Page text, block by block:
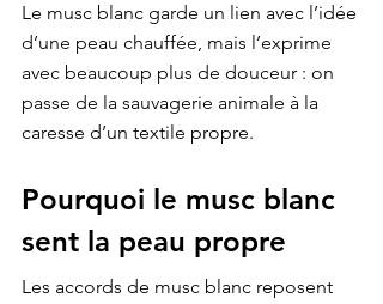
Le musc blanc garde un lien avec l’idée
d’une peau chauffée, mais l’exprime
avec beaucoup plus de douceur : on
passe de la sauvagerie animale à la
caresse d’un textile propre.
Pourquoi le musc blanc
sent la peau propre
Les accords de musc blanc reposent